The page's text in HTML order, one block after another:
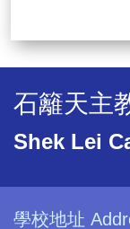
石籬天主
Shek Lei
學校地址